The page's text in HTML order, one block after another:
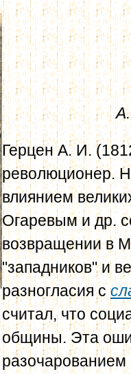
Герцен А. И.
революционер.
влиянием
Огаревым и др.
возвращении в
"западников" и
разногласия с
считал, что
общины. Эта